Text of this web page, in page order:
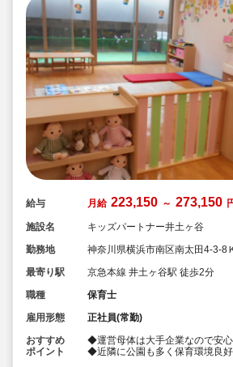
給与 月給 223,150 ～ 273,150
施設名
キッズパートナー井土ヶ谷
勤務地
神奈川県横浜市南区南太田4-3-8
最寄り駅
京急本線 井土ヶ谷駅 徒歩2分
職種
保育士
雇用形態
正社員(常勤)
おすすめ
ポイント
◆運営母体は大手企業なので安
◆近隣に公園も多く保育環境良好